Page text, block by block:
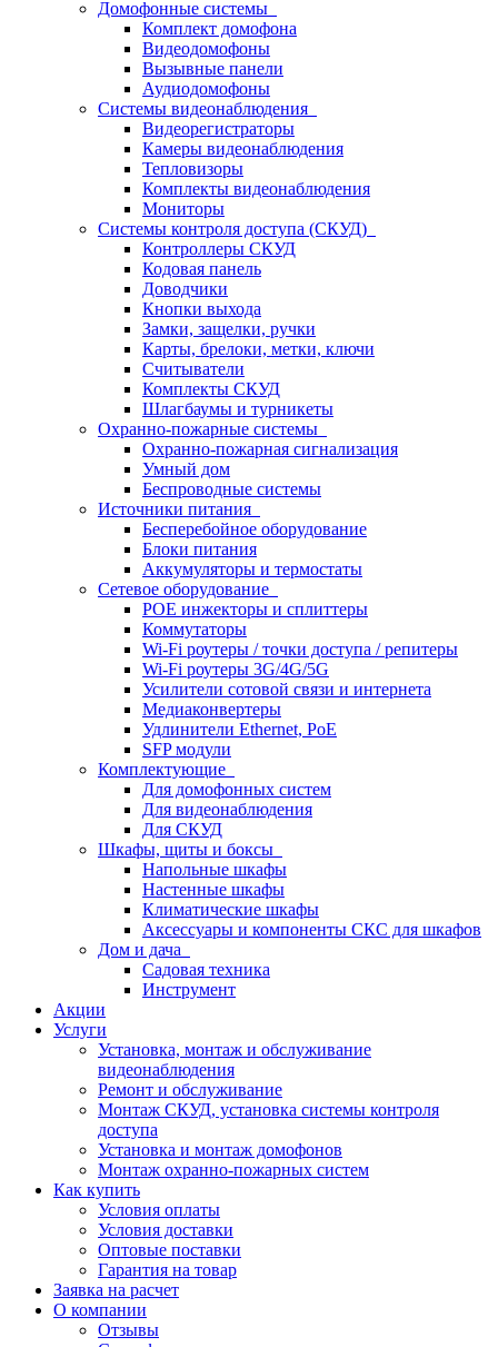
Домофонные системы
Комплект домофона
Видеодомофоны
Вызывные панели
Аудиодомофоны
Системы видеонаблюдения
Видеорегистраторы
Камеры видеонаблюдения
Тепловизоры
Комплекты видеонаблюдения
Мониторы
Системы контроля доступа (СКУД)
Контроллеры СКУД
Кодовая панель
Доводчики
Кнопки выхода
Замки, защелки, ручки
Карты, брелоки, метки, ключи
Считыватели
Комплекты СКУД
Шлагбаумы и турникеты
Охранно-пожарные системы
Охранно-пожарная сигнализация
Умный дом
Беспроводные системы
Источники питания
Бесперебойное оборудование
Блоки питания
Аккумуляторы и термостаты
Сетевое оборудование
POE инжекторы и сплиттеры
Коммутаторы
Wi-Fi роутеры / точки доступа / репитеры
Wi-Fi роутеры 3G/4G/5G
Усилители сотовой связи и интернета
Медиаконвертеры
Удлинители Ethernet, PoE
SFP модули
Комплектующие
Для домофонных систем
Для видеонаблюдения
Для СКУД
Шкафы, щиты и боксы
Напольные шкафы
Настенные шкафы
Климатические шкафы
Аксессуары и компоненты СКС для шкафов
Дом и дача
Садовая техника
Инструмент
Акции
Услуги
Установка, монтаж и обслуживание
видеонаблюдения
Ремонт и обслуживание
Монтаж СКУД, установка системы контроля
доступа
Установка и монтаж домофонов
Монтаж охранно-пожарных систем
Как купить
Условия оплаты
Условия доставки
Оптовые поставки
Гарантия на товар
Заявка на расчет
О компании
Отзывы